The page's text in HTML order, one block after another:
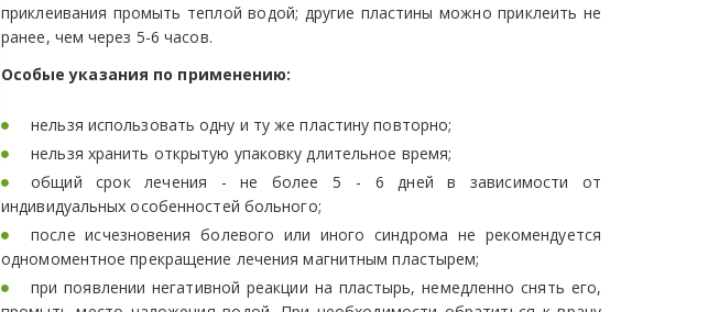
приклеивания промыть теплой водой; другие пластины можно приклеить не
ранее, чем через 5-6 часов.
Особые указания по применению:
нельзя использовать одну и ту же пластину повторно;
нельзя хранить открытую упаковку длительное время;
общий срок лечения - не более 5 - 6 дней в зависимости от
индивидуальных особенностей больного;
после исчезновения болевого или иного синдрома не рекомендуется
одномоментное прекращение лечения магнитным пластырем;
при появлении негативной реакции на пластырь, немедленно снять его,